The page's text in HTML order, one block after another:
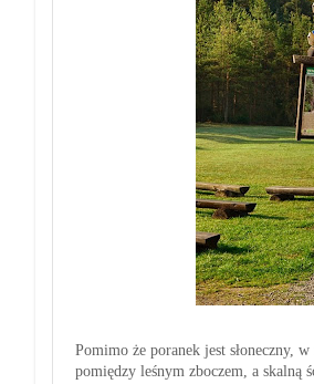
Pomimo że poranek jest słoneczny,
pomiędzy leśnym zboczem, a skalną